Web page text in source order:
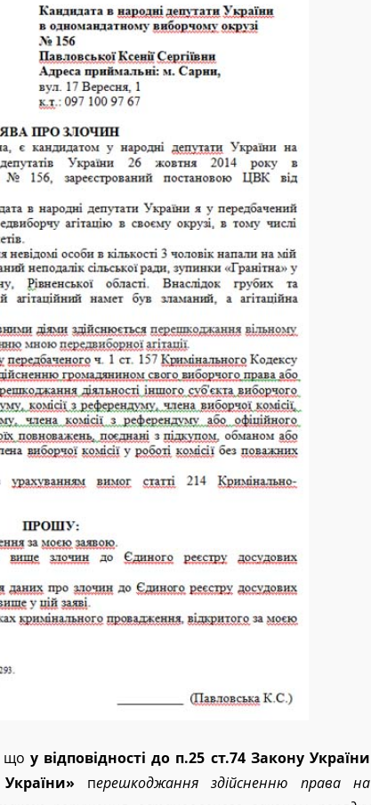
щоу відповідності до п.25 ст.74 Закону України